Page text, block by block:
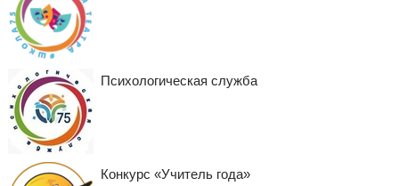
Психологическая служба
Конкурс «Учитель года»